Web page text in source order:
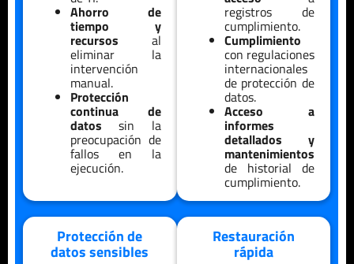
Ahorro de
tiempo y
recursos al
eliminar la
intervención
manual.
Protección
continua de
datos sin la
preocupación de
fallos en la
ejecución.
registros de
cumplimiento.
Cumplimiento
con regulaciones
internacionales
de protección de
datos.
Acceso a
informes
detallados y
mantenimientos
de historial de
cumplimiento.
Protección de
datos sensibles
Restauración
rápida